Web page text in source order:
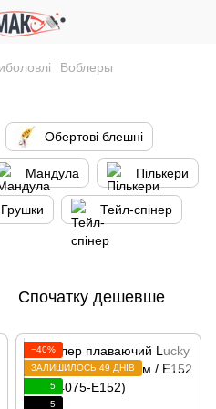
Воблеры
Обертові блешні
Мандула Пількери
Грушки Тейл-спінер
Спочатку дешевше
−40%
ЗАЛИШИЛОСЬ 49 ДНІВ
5
5